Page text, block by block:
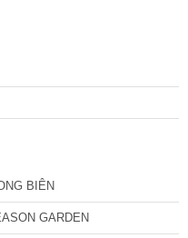
BIÊN
GARDEN